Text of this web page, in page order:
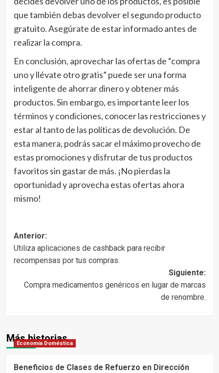
que también debas devolver el segundo producto
gratuito. Asegúrate de estar informado antes de
realizar la compra.
En conclusión, aprovechar las ofertas de “compra
uno y llévate otro gratis” puede ser una forma
inteligente de ahorrar dinero y obtener más
productos. Sin embargo, es importante leer los
términos y condiciones, conocer las restricciones y
estar al tanto de las políticas de devolución. De
esta manera, podrás sacar el máximo provecho de
estas promociones y disfrutar de tus productos
favoritos sin gastar de más. ¡No pierdas la
oportunidad y aprovecha estas ofertas ahora
mismo!
Navegación
de
entradas
Anterior:
Utiliza aplicaciones de cashback para recibir
recompensas por tus compras.
Siguiente:
Compra medicamentos genéricos en lugar de marcas
de renombre.
Más historias
Economía Doméstica
Beneficios de Clases de Refuerzo en Dirección